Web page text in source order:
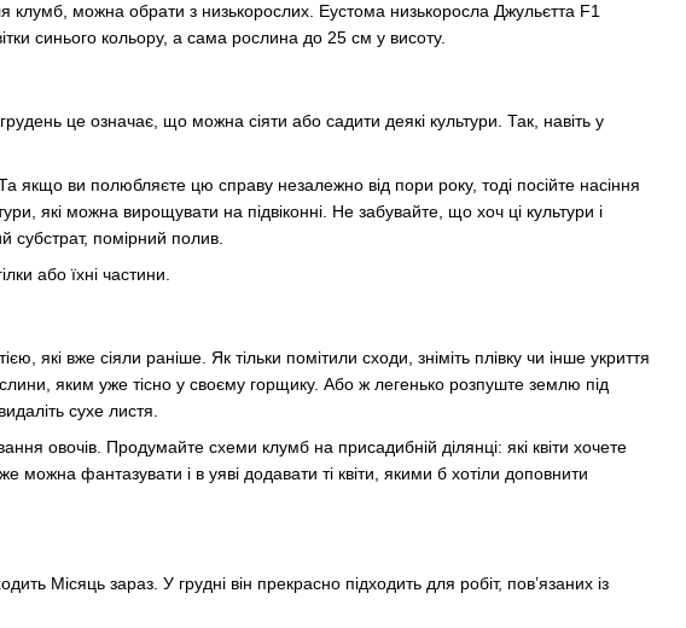
клумб, можна обрати з низькорослих. Еустома низькоросла Джульєтта F1
синього кольору, а сама рослина до 25 см у висоту.
це означає, що можна сіяти або садити деякі культури. Так, навіть у
якщо ви полюбляєте цю справу незалежно від пори року, тоді посійте насіння
які можна вирощувати на підвіконні. Не забувайте, що хоч ці культури і
субстрат, помірний полив.
або їхні частини.
які вже сіяли раніше. Як тільки помітили сходи, зніміть плівку чи інше укриття
яким уже тісно у своєму горщику. Або ж легенько розпуште землю під
сухе листя.
овочів. Продумайте схеми клумб на присадибній ділянці: які квіти хочете
можна фантазувати і в уяві додавати ті квіти, якими б хотіли доповнити
Місяць зараз. У грудні він прекрасно підходить для робіт, пов’язаних із